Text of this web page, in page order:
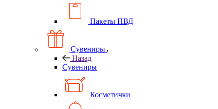
Пакеты ПВД
Сувениры
Назад
Сувениры
Косметички